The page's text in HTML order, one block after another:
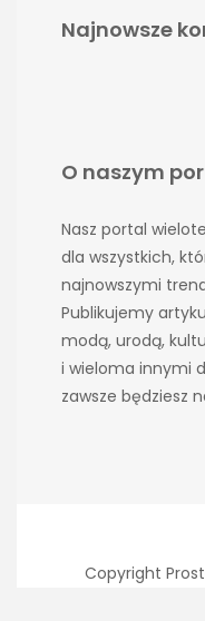
Najnowsze
O naszym
Nasz portal
dla wszystkich,
najnowszymi
Publikujemy
modą, urodą,
i wieloma innymi
zawsze będziesz
Copyright